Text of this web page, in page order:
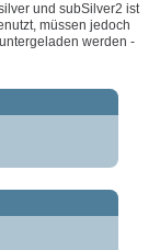
und subSilver2 ist
müssen jedoch
werden -